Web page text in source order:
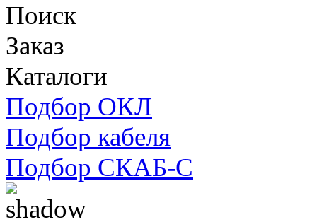
Поиск
Заказ
Каталоги
Подбор ОКЛ
Подбор кабеля
Подбор СКАБ-С